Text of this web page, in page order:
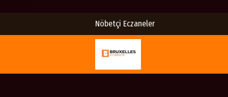
Nöbetçi Eczaneler